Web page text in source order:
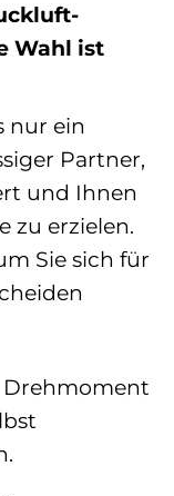
Wahl ist
nur ein
Partner,
und Ihnen
zu erzielen.
Sie sich für